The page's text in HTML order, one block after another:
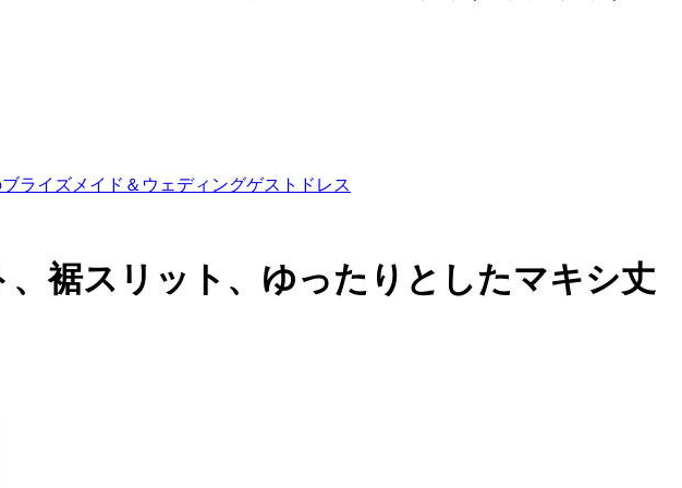
ライズメイド＆ウェディングゲストドレス
裾スリット、ゆったりとしたマキシ丈